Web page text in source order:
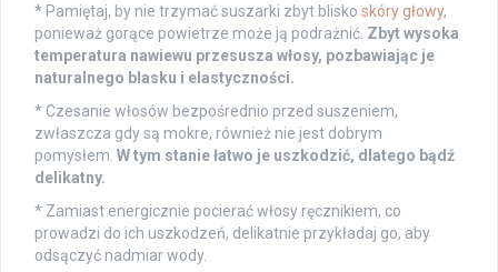
* Pamiętaj, by nie trzymać suszarki zbyt blisko skóry głowy,
ponieważ gorące powietrze może ją podrażnić. Zbyt wysoka
temperatura nawiewu przesusza włosy, pozbawiając je
naturalnego blasku i elastyczności.
* Czesanie włosów bezpośrednio przed suszeniem,
zwłaszcza gdy są mokre, również nie jest dobrym
pomysłem. W tym stanie łatwo je uszkodzić, dlatego bądź
delikatny.
* Zamiast energicznie pocierać włosy ręcznikiem, co
prowadzi do ich uszkodzeń, delikatnie przykładaj go, aby
odsączyć nadmiar wody.